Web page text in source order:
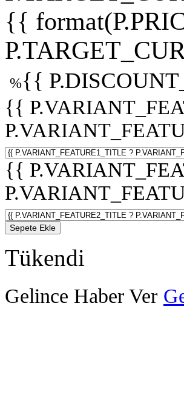
{{
%{{
{{
{{
Sepete Ekle
Tükendi
Gelince Haber Ver